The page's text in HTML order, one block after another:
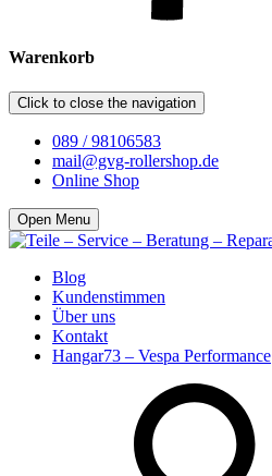
Warenkorb
Click to close the navigation
089 / 98106583
mail@gvg-rollershop.de
Online Shop
Open Menu
Blog
Kundenstimmen
Über uns
Kontakt
Hangar73 – Vespa Performance